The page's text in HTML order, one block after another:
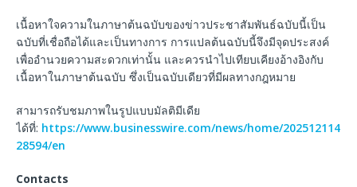
เนื้อหาใจความในภาษาต้นฉบับของข่าวประชาสัมพันธ์ฉบับนี้เป็น
ฉบับที่เชื่อถือได้และเป็นทางการ การแปลต้นฉบับนี้จึงมีจุดประสงค์
เพื่ออำนวยความสะดวกเท่านั้น และควรนำไปเทียบเคียงอ้างอิงกับ
เนื้อหาในภาษาต้นฉบับ ซึ่งเป็นฉบับเดียวที่มีผลทางกฎหมาย
สามารถรับชมภาพในรูปแบบมัลติมีเดีย
ได้ที่: https://www.businesswire.com/news/home/202512114
28594/en
Contacts